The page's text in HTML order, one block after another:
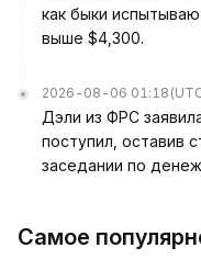
как быки
выше $4,300.
2026-08-06 01:18
Дэли из ФРС
поступил, оставив
заседании по
Самое